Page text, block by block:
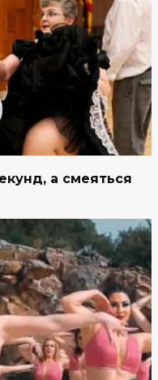
а смеяться